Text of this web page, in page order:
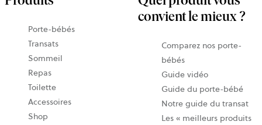
Porte-bébés
Transats
Sommeil
Repas
Toilette
Accessoires
Shop
convient le mieux ?
Comparez nos porte-
bébés
Guide vidéo
Guide du porte-bébé
Notre guide du transat
Les « meilleurs produits